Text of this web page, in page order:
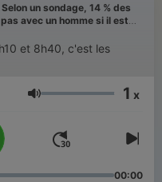
un sondage, 14 % des
avec un homme si il est
et 8h40, c'est les
Volumen 1 x
00:00